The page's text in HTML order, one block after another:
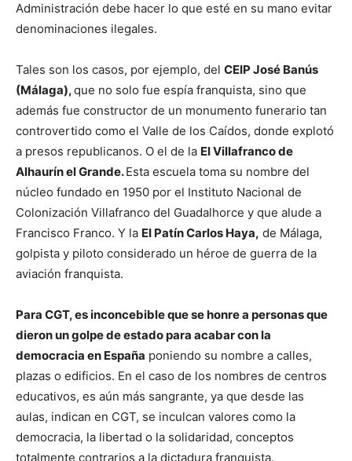
Administración debe hacer lo que esté en su mano evitar
denominaciones ilegales.
Tales son los casos, por ejemplo, del CEIP José Banús
(Málaga),que no solo fue espía franquista, sino que
además fue constructor de un monumento funerario tan
controvertido como el Valle de los Caídos, donde explotó
a presos republicanos. O el de la EI Villafranco de
Alhaurín el Grande.Esta escuela toma su nombre del
núcleo fundado en 1950 por el Instituto Nacional de
Colonización Villafranco del Guadalhorce y que alude a
Francisco Franco. Y la EI Patín Carlos Haya, de Málaga,
golpista y piloto considerado un héroe de guerra de la
aviación franquista.
Para CGT, es inconcebible que se honre a personas que
dieron un golpe de estado para acabar con la
democracia en España poniendo su nombre a calles,
plazas o edificios. En el caso de los nombres de centros
educativos, es aún más sangrante, ya que desde las
aulas, indican en CGT, se inculcan valores como la
democracia, la libertad o la solidaridad, conceptos
totalmente contrarios a la dictadura franquista.